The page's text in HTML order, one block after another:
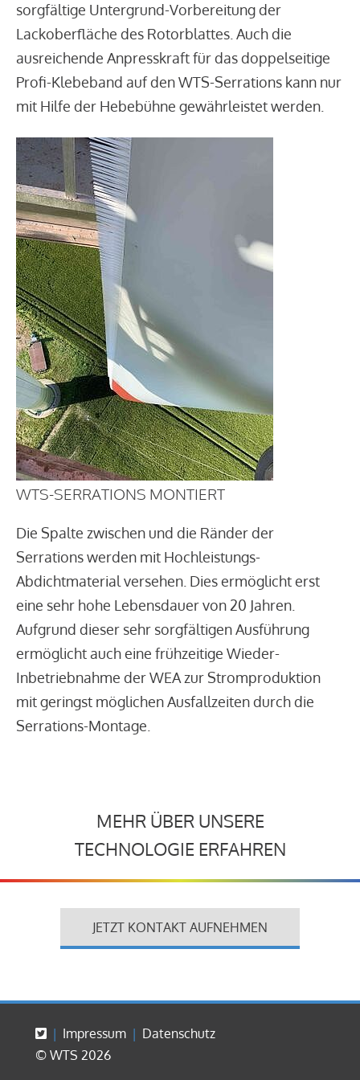
sorgfältige Untergrund-Vorbereitung der
Lackoberfläche des Rotorblattes. Auch die
ausreichende Anpresskraft für das doppelseitige
Profi-Klebeband auf den WTS-Serrations kann nur
mit Hilfe der Hebebühne gewährleistet werden.
WTS-SERRATIONS MONTIERT
Die Spalte zwischen und die Ränder der
Serrations werden mit Hochleistungs-
Abdichtmaterial versehen. Dies ermöglicht erst
eine sehr hohe Lebensdauer von 20 Jahren.
Aufgrund dieser sehr sorgfältigen Ausführung
ermöglicht auch eine frühzeitige Wieder-
Inbetriebnahme der WEA zur Stromproduktion
mit geringst möglichen Ausfallzeiten durch die
Serrations-Montage.
MEHR ÜBER UNSERE
TECHNOLOGIE ERFAHREN
JETZT KONTAKT AUFNEHMEN
Impressum
Datenschutz
© WTS 2026